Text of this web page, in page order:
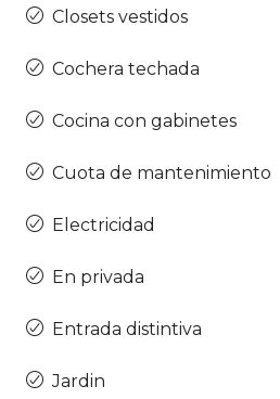
Closets vestidos
Cochera techada
Cocina con gabinetes
Cuota de mantenimiento
Electricidad
En privada
Entrada distintiva
Jardin